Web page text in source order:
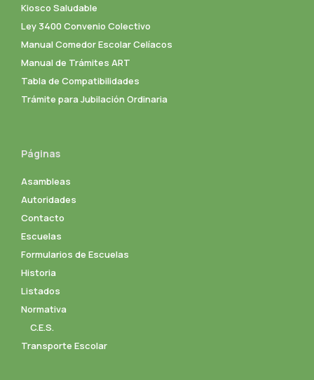
Kiosco Saludable
Ley 3400 Convenio Colectivo
Manual Comedor Escolar Celíacos
Manual de Trámites ART
Tabla de Compatibilidades
Trámite para Jubilación Ordinaria
Páginas
Asambleas
Autoridades
Contacto
Escuelas
Formularios de Escuelas
Historia
Listados
Normativa
C.E.S.
Transporte Escolar